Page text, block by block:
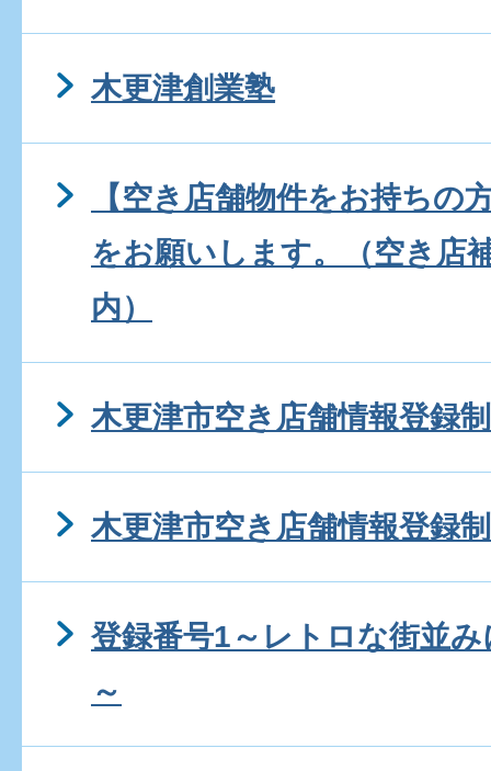
木更津創業塾
【空き店舗物件をお持ちの
をお願いします。（空き店
内）
木更津市空き店舗情報登録
木更津市空き店舗情報登録
登録番号1～レトロな街並
～